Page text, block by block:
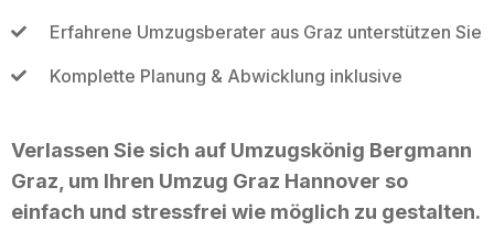
Erfahrene Umzugsberater aus Graz unterstützen Sie
Komplette Planung & Abwicklung inklusive
Verlassen Sie sich auf Umzugskönig Bergmann
Graz, um Ihren Umzug Graz Hannover so
einfach und stressfrei wie möglich zu gestalten.